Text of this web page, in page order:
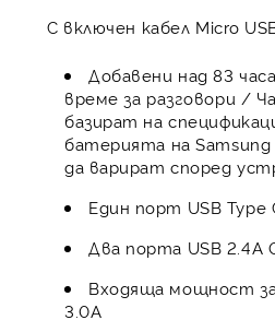
С включен кабел Micro
Добавени над 83
време за разговори /
базират на
батерията на
да варират според
Един порт USB Type
Два порта USB 2.4A
Входяща мощност за
3.0A